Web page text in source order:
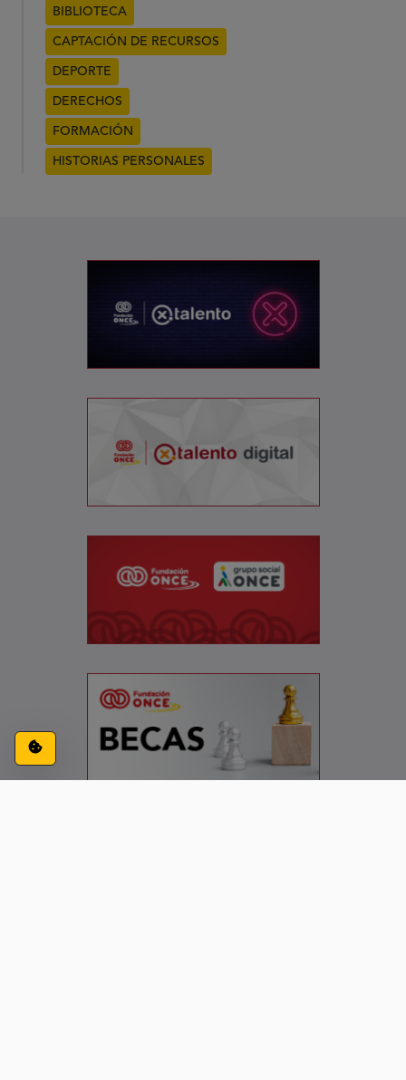
Configuración de cookies
BIBLIOTECA
CAPTACIÓN DE RECURSOS
DEPORTE
DERECHOS
FORMACIÓN
HISTORIAS PERSONALES